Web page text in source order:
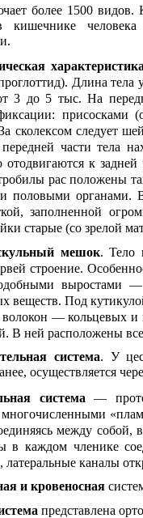
более 1500 видов.
кишечнике
характеристика
Длина
3 до 5 тыс. На
сколексом следует
части тела
отодвигаются к
рас положены
половыми органами. В
заполненной
старые (со зрелой
мешок. Тело
строение.
выростами
веществ. Под
— кольцевых и
В ней расположены
система. У
осуществляется
система—
между
в каждом членике
латеральные каналы
и кровеносная
представлена